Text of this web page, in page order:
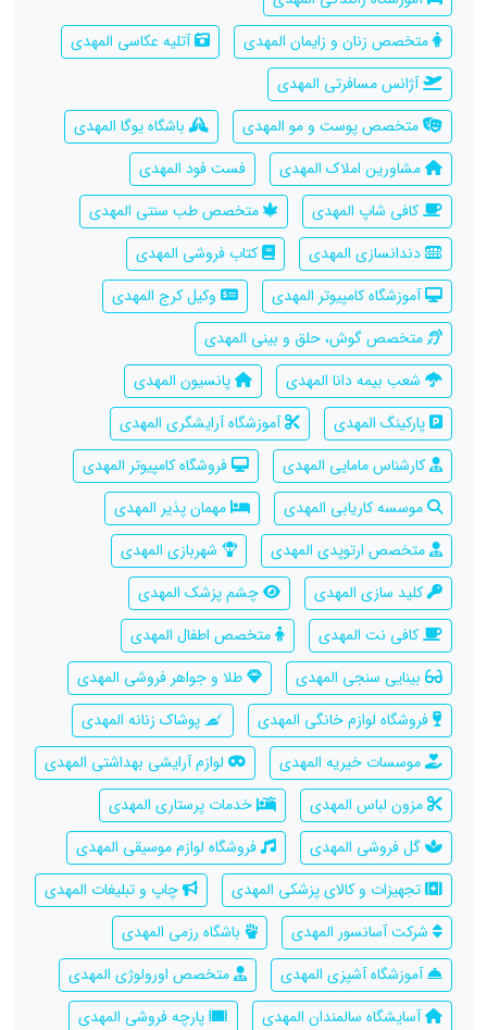
متخصص زنان و زایمان المهدی
آتلیه عکاسی المهدی
آژانس مسافرتی المهدی
متخصص پوست و مو المهدی
باشگاه یوگا المهدی
مشاورین املاک المهدی
فست فود المهدی
کافی شاپ المهدی
متخصص طب سنتی المهدی
دندانسازی المهدی
کتاب فروشی المهدی
آموزشگاه کامپیوتر المهدی
وکیل کرج المهدی
متخصص گوش، حلق و بینی المهدی
شعب بیمه دانا المهدی
پانسیون المهدی
پارکینگ المهدی
آموزشگاه آرایشگری المهدی
کارشناس مامایی المهدی
فروشگاه کامپیوتر المهدی
موسسه کاریابی المهدی
مهمان پذیر المهدی
متخصص ارتوپدی المهدی
شهربازی المهدی
کلید سازی المهدی
چشم پزشک المهدی
کافی نت المهدی
متخصص اطفال المهدی
بینایی سنجی المهدی
طلا و جواهر فروشی المهدی
فروشگاه لوازم خانگی المهدی
پوشاک زنانه المهدی
موسسات خیریه المهدی
لوازم آرایشی بهداشتی المهدی
مزون لباس المهدی
خدمات پرستاری المهدی
گل فروشی المهدی
فروشگاه لوازم موسیقی المهدی
تجهیزات و کالای پزشکی المهدی
چاپ و تبلیغات المهدی
شرکت آسانسور المهدی
باشگاه رزمی المهدی
آموزشگاه آشپزی المهدی
متخصص اورولوژی المهدی
آسایشگاه سالمندان المهدی
پارچه فروشی المهدی